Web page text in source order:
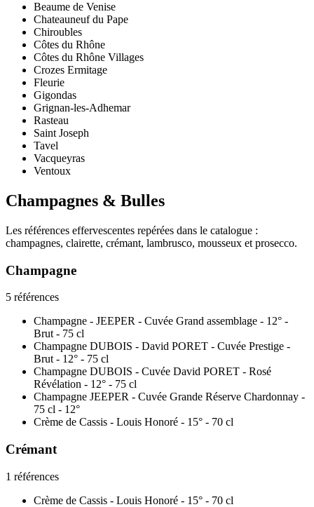
Beaume de Venise
Chateauneuf du Pape
Chiroubles
Côtes du Rhône
Côtes du Rhône Villages
Crozes Ermitage
Fleurie
Gigondas
Grignan-les-Adhemar
Rasteau
Saint Joseph
Tavel
Vacqueyras
Ventoux
Champagnes & Bulles
Les références effervescentes repérées dans le catalogue :
champagnes, clairette, crémant, lambrusco, mousseux et prosecco.
Champagne
5 références
Champagne - JEEPER - Cuvée Grand assemblage - 12° -
Brut - 75 cl
Champagne DUBOIS - David PORET - Cuvée Prestige -
Brut - 12° - 75 cl
Champagne DUBOIS - Cuvée David PORET - Rosé
Révélation - 12° - 75 cl
Champagne JEEPER - Cuvée Grande Réserve Chardonnay -
75 cl - 12°
Crème de Cassis - Louis Honoré - 15° - 70 cl
Crémant
1 références
Crème de Cassis - Louis Honoré - 15° - 70 cl